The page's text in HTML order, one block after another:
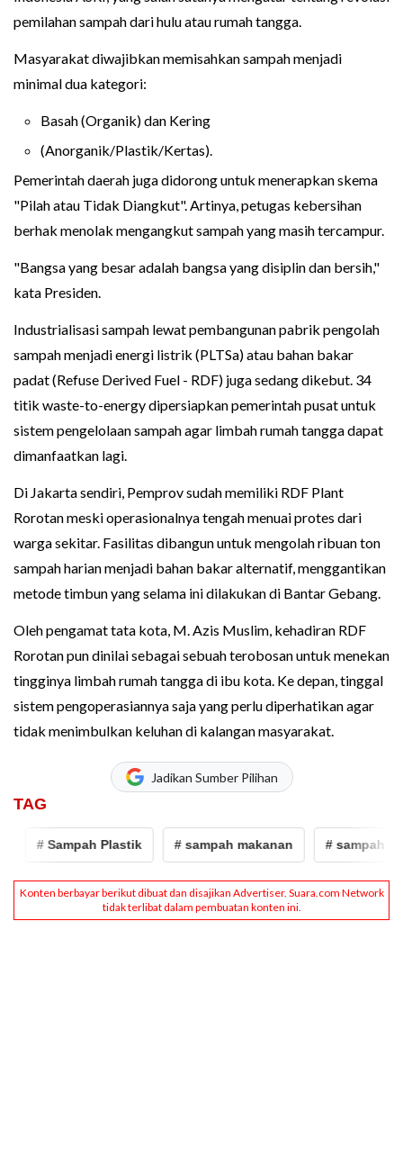
pemilahan sampah dari hulu atau rumah tangga.
Masyarakat diwajibkan memisahkan sampah menjadi
minimal dua kategori:
Basah (Organik) dan Kering
(Anorganik/Plastik/Kertas).
Pemerintah daerah juga didorong untuk menerapkan skema
"Pilah atau Tidak Diangkut". Artinya, petugas kebersihan
berhak menolak mengangkut sampah yang masih tercampur.
"Bangsa yang besar adalah bangsa yang disiplin dan bersih,"
kata Presiden.
Industrialisasi sampah lewat pembangunan pabrik pengolah
sampah menjadi energi listrik (PLTSa) atau bahan bakar
padat (Refuse Derived Fuel - RDF) juga sedang dikebut. 34
titik waste-to-energy dipersiapkan pemerintah pusat untuk
sistem pengelolaan sampah agar limbah rumah tangga dapat
dimanfaatkan lagi.
Di Jakarta sendiri, Pemprov sudah memiliki RDF Plant
Rorotan meski operasionalnya tengah menuai protes dari
warga sekitar. Fasilitas dibangun untuk mengolah ribuan ton
sampah harian menjadi bahan bakar alternatif, menggantikan
metode timbun yang selama ini dilakukan di Bantar Gebang.
Oleh pengamat tata kota, M. Azis Muslim, kehadiran RDF
Rorotan pun dinilai sebagai sebuah terobosan untuk menekan
tingginya limbah rumah tangga di ibu kota. Ke depan, tinggal
sistem pengoperasiannya saja yang perlu diperhatikan agar
tidak menimbulkan keluhan di kalangan masyarakat.
Jadikan Sumber Pilihan
TAG
# Sampah Plastik # sampah makanan # sampah